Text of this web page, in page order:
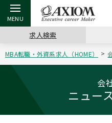
戻る
アクシアムの特長
サービス案内
戻る
キャリア支援 TOP
キャリアデザイン講座
（最新求人市場動向）
戻る
転職ツール TOP
英文レジュメの書き方
戻る
転職コラム TOP
“展”職相談室
戻る
イベント・セミナー TOP
キャリアデザインセミナー
戻る
会社概要 TOP
求人検索
MBA転職・外資系求人（HOME）
会
ニュー